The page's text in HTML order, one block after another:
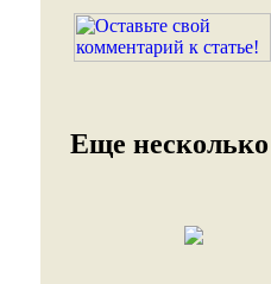
Еще несколько